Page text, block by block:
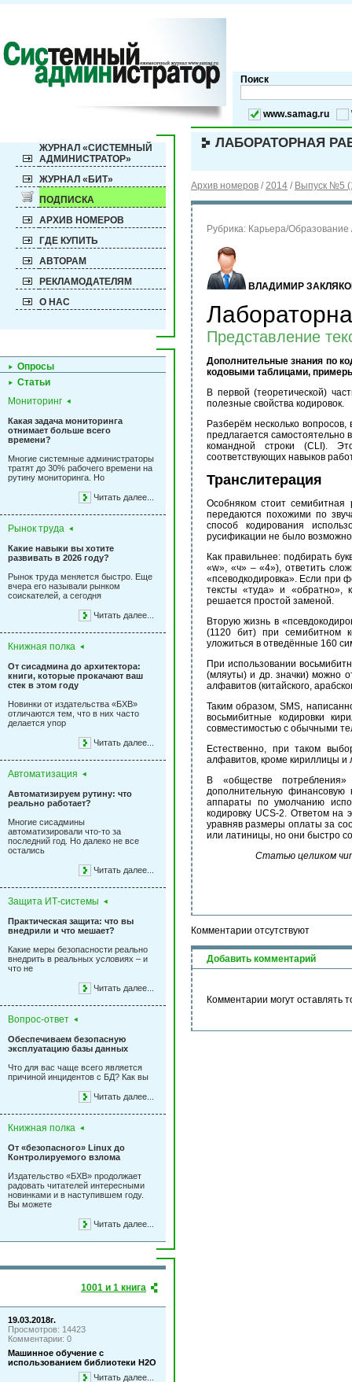
Поиск
www.samag.ru
ЖУРНАЛ «СИСТЕМНЫЙ
АДМИНИСТРАТОР»
ЖУРНАЛ «БИТ»
ПОДПИСКА
АРХИВ НОМЕРОВ
ГДЕ КУПИТЬ
АВТОРАМ
РЕКЛАМОДАТЕЛЯМ
О НАС
Опросы
Статьи
Мониторинг
Какая задача мониторинга
отнимает больше всего
времени?
Многие системные администраторы
тратят до 30% рабочего времени на
рутину мониторинга. Но
Читать далее...
Рынок труда
Какие навыки вы хотите
развивать в 2026 году?
Рынок труда меняется быстро. Еще
вчера его называли рынком
соискателей, а сегодня
Читать далее...
Книжная полка
От сисадмина до архитектора:
книги, которые прокачают ваш
стек в этом году
Новинки от издательства «БХВ»
отличаются тем, что в них часто
делается упор
Читать далее...
Автоматизация
Автоматизируем рутину: что
реально работает?
Многие сисадмины
автоматизировали что-то за
последний год. Но далеко не все
остались
Читать далее...
Защита ИТ-системы
Практическая защита: что вы
внедрили и что мешает?
Какие меры безопасности реально
внедрить в реальных условиях – и
что не
Читать далее...
Вопрос-ответ
Обеспечиваем безопасную
эксплуатацию базы данных
Что для вас чаще всего является
причиной инцидентов с БД? Как вы
Читать далее...
Книжная полка
От «безопасного» Linux до
Контролируемого взлома
Издательство «БХВ» продолжает
радовать читателей интересными
новинками и в наступившем году.
Вы можете
Читать далее...
1001 и 1 книга
19.03.2018г.
Просмотров: 14423
Комментарии: 0
Машинное обучение с
использованием библиотеки Н2О
Читать далее...
ЛАБОРАТОРНАЯ
Архив номеров / 2014 / Выпуск №5
Рубрика: Карьера/
ВЛАДИМИР
Представление
Дополнительные знания по
кодовыми таблицами,
В первой (теоретической)
полезные свойства кодировок.
Разберём несколько
предлагается
командной строки (CLI).
соответствующих навыков
Транслитерация
Особняком стоит семибитная
передаются похожими по
способ кодирования
русификации не было
Как правильнее: подбирать
«w», «ч» – «4»), ответить
«псеводкодировка». Если при
тексты «туда» и «обратно»,
решается простой заменой.
Вторую жизнь в
(1120 бит) при семибитном
уложиться в отведённые 160
При использовании
(мляуты) и др. значки) можно
алфавитов (китайского,
Таким образом, SMS,
восьмибитные кодировки
совместимостью с обычными
Естественно, при таком
алфавитов, кроме кириллицы и
В «обществе
дополнительную финансовую
аппараты по умолчанию
кодировку UCS-2. Ответом на
уравняв размеры оплаты за
или латиницы, но они быстро
Статью целиком
Комментарии отсутствуют
Добавить комментарий
Комментарии могут оставлять